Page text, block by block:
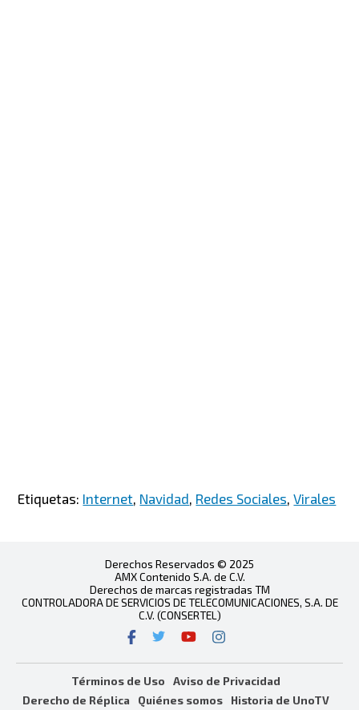
Etiquetas: Internet, Navidad, Redes Sociales,Virales
Derechos Reservados © 2025
AMX Contenido S.A. de C.V.
Derechos de marcas registradas TM
CONTROLADORA DE SERVICIOS DE TELECOMUNICACIONES, S.A. DE
C.V. (CONSERTEL)
Términos de Uso
Aviso de Privacidad
Derecho de Réplica
Quiénes somos Historia de UnoTV